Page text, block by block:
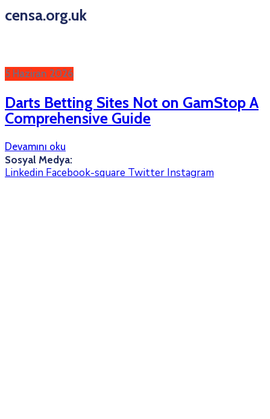
censa.org.uk
5 Haziran 2026
Darts Betting Sites Not on GamStop A
Comprehensive Guide
Devamını oku
Sosyal Medya:
Linkedin Facebook-square Twitter Instagram